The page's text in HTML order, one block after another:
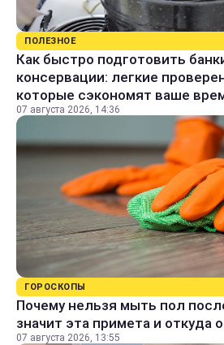
ПОЛЕЗНОЕ
Как быстро подготовить
консервации: легкие
которые сэкономят ваше
07 августа 2026, 14:36
ГОРОСКОПЫ
Почему нельзя мыть пол
значит эта примета и откуда
07 августа 2026, 13:55